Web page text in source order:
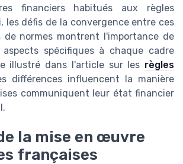
financiers habitués aux règles
les défis de la convergence entre ces
de normes montrent l'importance de
aspects spécifiques à chaque cadre
illustré dans l'article sur les règles
différences influencent la manière
communiquent leur état financier
la mise en œuvre
françaises